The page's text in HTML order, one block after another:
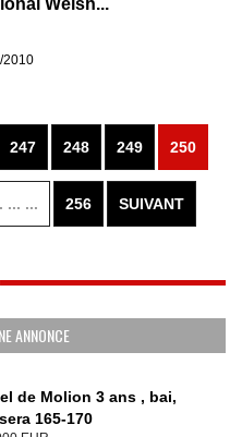
2010
247 248 249 250
... ... 256 SUIVANT
ANNONCE
de Molion 3 ans , bai,
165-170